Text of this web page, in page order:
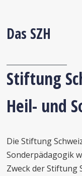
Das SZH
Stiftung
Heil- und
Die Stiftung
Sonderpädagogik
Zweck der Stiftung